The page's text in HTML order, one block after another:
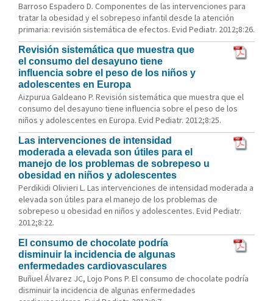
Barroso Espadero D. Componentes de las intervenciones para
tratar la obesidad y el sobrepeso infantil desde la atención
primaria: revisión sistemática de efectos. Evid Pediatr. 2012;8:26.
Revisión sistemática que muestra que
el consumo del desayuno tiene
influencia sobre el peso de los niños y
adolescentes en Europa
Aizpurua Galdeano P. Revisión sistemática que muestra que el
consumo del desayuno tiene influencia sobre el peso de los
niños y adolescentes en Europa. Evid Pediatr. 2012;8:25.
Las intervenciones de intensidad
moderada a elevada son útiles para el
manejo de los problemas de sobrepeso u
obesidad en niños y adolescentes
Perdikidi Olivieri L. Las intervenciones de intensidad moderada a
elevada son útiles para el manejo de los problemas de
sobrepeso u obesidad en niños y adolescentes. Evid Pediatr.
2012;8:22.
El consumo de chocolate podría
disminuir la incidencia de algunas
enfermedades cardiovasculares
Buñuel Álvarez JC, Lojo Pons P. El consumo de chocolate podría
disminuir la incidencia de algunas enfermedades